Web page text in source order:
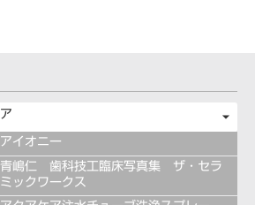
ア
アイオニー
青嶋仁 歯科技工臨床写真集 ザ・セラ
ミックワークス